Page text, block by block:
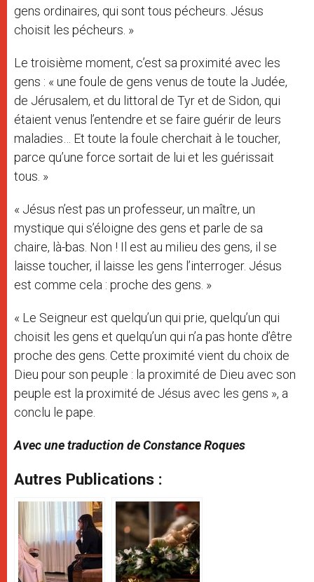
gens ordinaires, qui sont tous pécheurs. Jésus
choisit les pécheurs. »
Le troisième moment, c’est sa proximité avec les
gens : « une foule de gens venus de toute la Judée,
de Jérusalem, et du littoral de Tyr et de Sidon, qui
étaient venus l’entendre et se faire guérir de leurs
maladies… Et toute la foule cherchait à le toucher,
parce qu’une force sortait de lui et les guérissait
tous. »
« Jésus n’est pas un professeur, un maître, un
mystique qui s’éloigne des gens et parle de sa
chaire, là-bas. Non ! Il est au milieu des gens, il se
laisse toucher, il laisse les gens l’interroger. Jésus
est comme cela : proche des gens. »
« Le Seigneur est quelqu’un qui prie, quelqu’un qui
choisit les gens et quelqu’un qui n’a pas honte d’être
proche des gens. Cette proximité vient du choix de
Dieu pour son peuple : la proximité de Dieu avec son
peuple est la proximité de Jésus avec les gens », a
conclu le pape.
Avec une traduction de Constance Roques
Autres Publications :